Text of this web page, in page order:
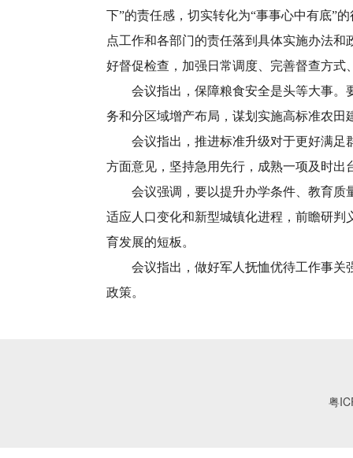
下”的责任感，切实转化为“事事心中有底”
点工作和各部门的责任落到具体实施办法
好督促检查，加强日常调度、完善督查方
会议指出，保障粮食安全是头等大事。要
务和分区域增产布局，谋划实施高标准农
会议指出，推进标准升级对于更好满足群
方面意见，坚持急用先行，成熟一项及时
会议强调，要以提升办学条件、教育质量
适应人口变化和新型城镇化进程，前瞻研
育发展的短板。
会议指出，做好军人抚恤优待工作事关强
政策。
粤